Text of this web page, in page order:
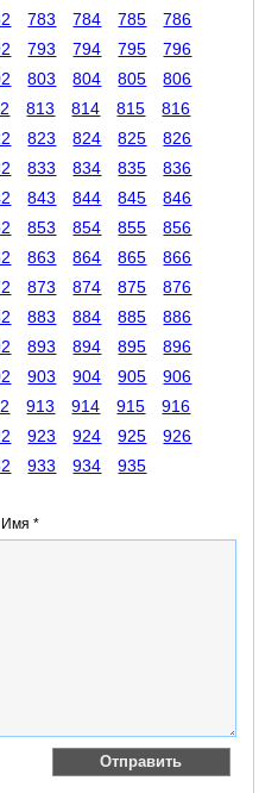
783 784 785
786
793 794 795
796
803 804 805
806
813 814 815
816
823 824 825
826
833 834 835
836
843 844 845
846
853 854 855
856
863 864 865
866
873 874 875
876
883 884 885
886
893 894 895
896
903 904 905
906
913 914 915
916
923 924 925
926
933 934 935
Имя *